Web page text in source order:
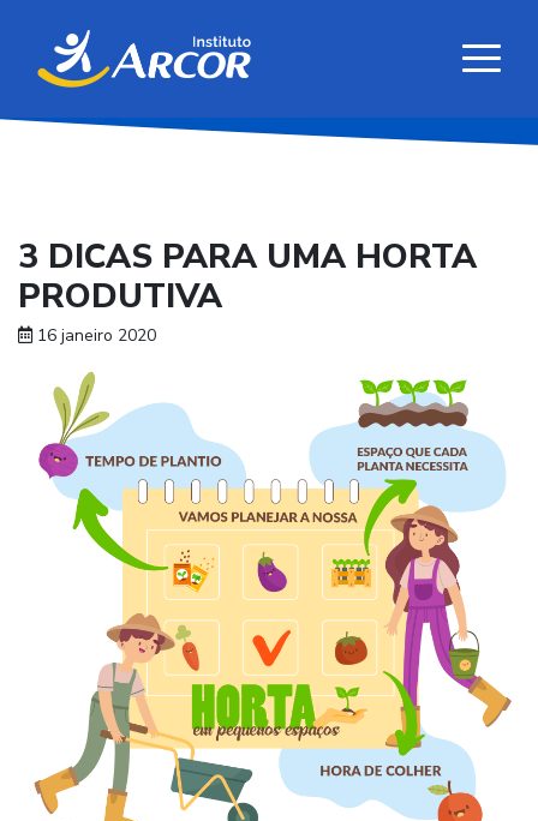
3 DICAS PARA UMA HORTA
PRODUTIVA
16 janeiro 2020